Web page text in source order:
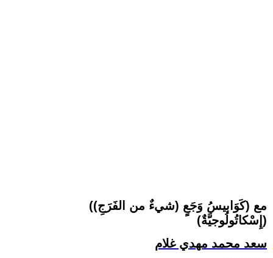
((شيءٌ من الفَرَجِ) مع (كَوَابيسُ وَجَعٍ
إِسْكاتُولُوجيَّةٌ))
سعد محمد مهدي غلام